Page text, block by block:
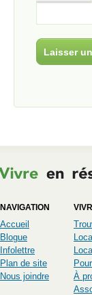
NAVIGATION
Accueil
Blogue
Infolettre
Plan de site
Nous joindre
À